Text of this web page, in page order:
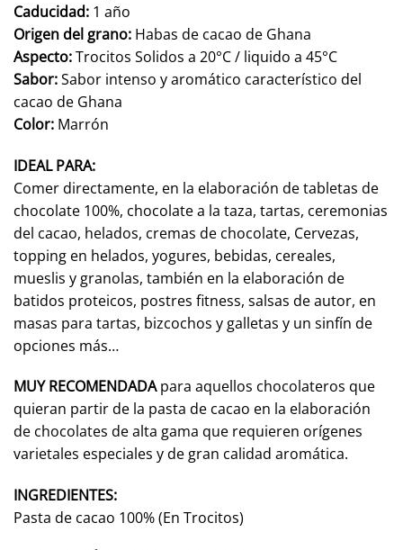
Caducidad: 1 año
Origen del grano: Habas de cacao de Ghana
Aspecto:Trocitos Solidos a 20°C / liquido a 45°C
Sabor:Sabor intenso y aromático característico del
cacao de Ghana
Color: Marrón
IDEAL PARA:
Comer directamente, en la elaboración de tabletas de
chocolate 100%, chocolate a la taza, tartas, ceremonias
del cacao, helados, cremas de chocolate, Cervezas,
topping en helados, yogures, bebidas, cereales,
mueslis y granolas, también en la elaboración de
batidos proteicos, postres fitness, salsas de autor, en
masas para tartas, bizcochos y galletas y un sinfín de
opciones más…
MUY RECOMENDADApara aquellos chocolateros que
quieran partir de la pasta de cacao en la elaboración
de chocolates de alta gama que requieren orígenes
varietales especiales y de gran calidad aromática.
INGREDIENTES:
Pasta de cacao 100% (En Trocitos)